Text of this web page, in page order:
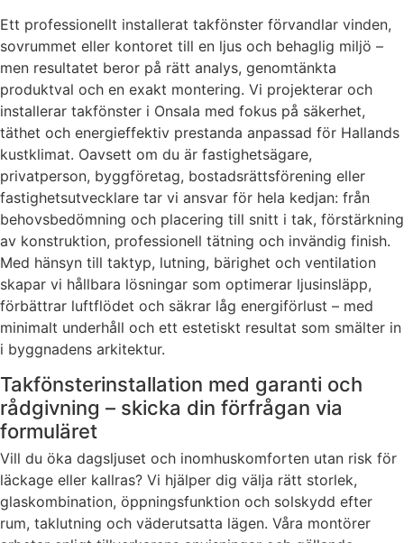
Ett professionellt installerat takfönster förvandlar vinden,
sovrummet eller kontoret till en ljus och behaglig miljö –
men resultatet beror på rätt analys, genomtänkta
produktval och en exakt montering. Vi projekterar och
installerar takfönster i Onsala med fokus på säkerhet,
täthet och energieffektiv prestanda anpassad för Hallands
kustklimat. Oavsett om du är fastighetsägare,
privatperson, byggföretag, bostadsrättsförening eller
fastighetsutvecklare tar vi ansvar för hela kedjan: från
behovsbedömning och placering till snitt i tak, förstärkning
av konstruktion, professionell tätning och invändig finish.
Med hänsyn till taktyp, lutning, bärighet och ventilation
skapar vi hållbara lösningar som optimerar ljusinsläpp,
förbättrar luftflödet och säkrar låg energiförlust – med
minimalt underhåll och ett estetiskt resultat som smälter in
i byggnadens arkitektur.
Takfönsterinstallation med garanti och
rådgivning – skicka din förfrågan via
formuläret
Vill du öka dagsljuset och inomhuskomforten utan risk för
läckage eller kallras? Vi hjälper dig välja rätt storlek,
glaskombination, öppningsfunktion och solskydd efter
rum, taklutning och väderutsatta lägen. Våra montörer